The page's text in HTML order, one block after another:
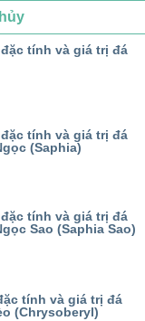
tính và giá trị đá
tính và giá trị đá
(Saphia)
tính và giá trị đá
Sao (Saphia Sao)
tính và giá trị đá
(Chrysoberyl)